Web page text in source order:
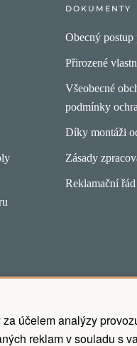
účelem analýzy
reklam v souladu s
DOKUMENTY
Obecný
Přirozené
Všeobecné
podmínky
Díky montáži
Zásady
Reklamační řád